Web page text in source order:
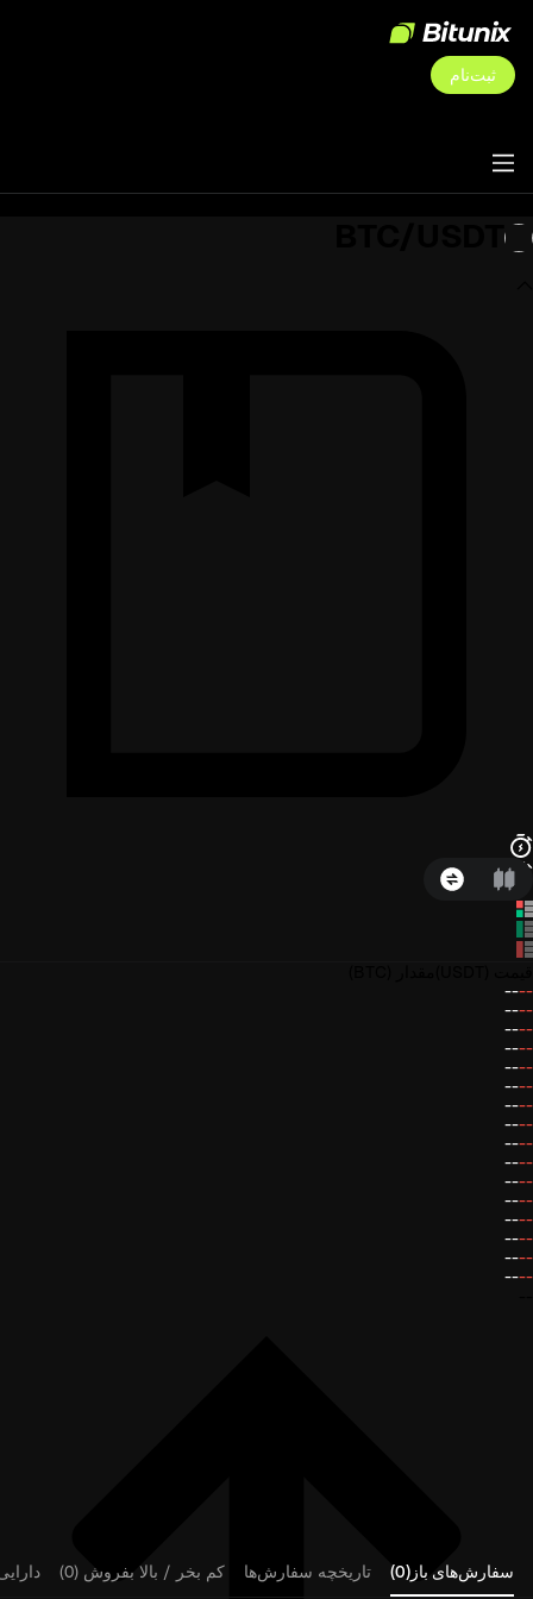
ثبت‌نام
--
--
--
--
--
--
--
--
--
--
--
--
--
--
--
--
--
--
--
--
--
--
--
--
--
--
--
--
--
--
--
--
سفارش‌های باز(0) تاریخچه سفارش‌ها کم بخر / بالا بفروش (0)